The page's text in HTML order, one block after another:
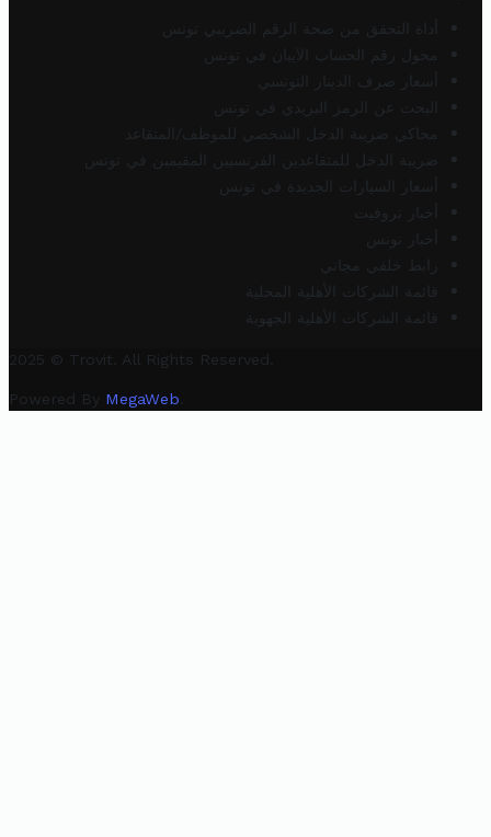
أداة التحقق من صحة الرقم الضريبي تونس
محول رقم الحساب الآيبان في تونس
أسعار صرف الدينار التونسي
البحث عن الرمز البريدي في تونس
محاكي ضريبة الدخل الشخصي للموظف/المتقاعد
ضريبة الدخل للمتقاعدين الفرنسيين المقيمين في تونس
أسعار السيارات الجديدة في تونس
أخبار تروفيت
أخبار تونس
رابط خلفي مجاني
قائمة الشركات الأهلية المحلية
قائمة الشركات الأهلية الجهوية
2025 © Trovit. All Rights Reserved.
Powered By MegaWeb